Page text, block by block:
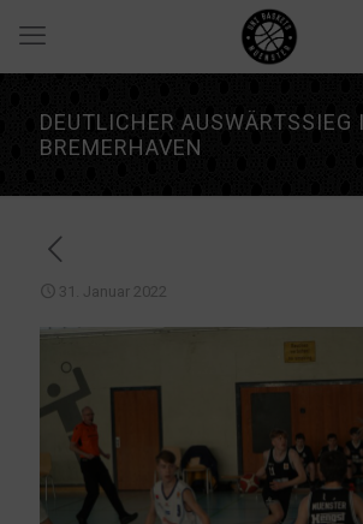
DEUTLICHER AUSWÄRTSSIEG
BREMERHAVEN
31. Januar 2022